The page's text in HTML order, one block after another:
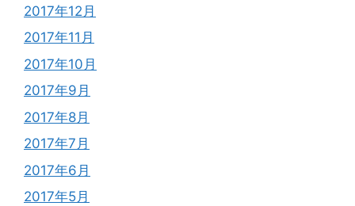
2017年12月
2017年11月
2017年10月
2017年9月
2017年8月
2017年7月
2017年6月
2017年5月